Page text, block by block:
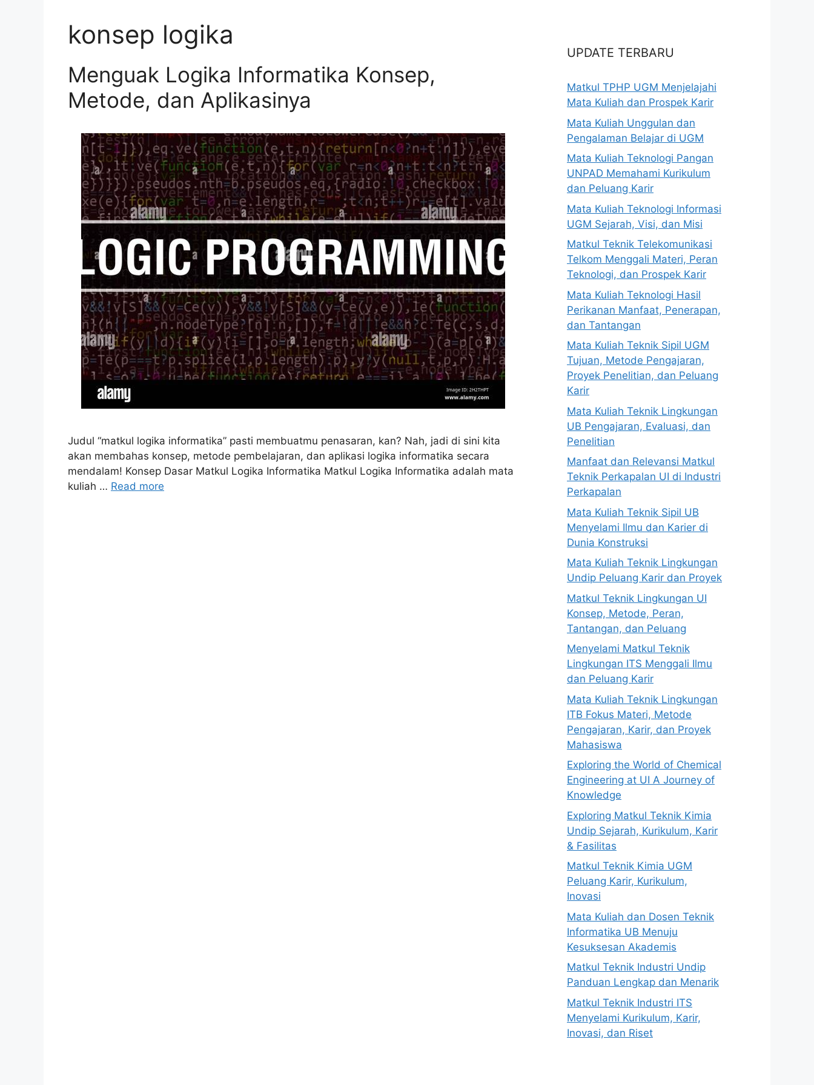
konsep logika
Menguak Logika Informatika Konsep,
Metode, dan Aplikasinya
Judul “matkul logika informatika” pasti membuatmu penasaran, kan? Nah, jadi di sini kita
akan membahas konsep, metode pembelajaran, dan aplikasi logika informatika secara
mendalam! Konsep Dasar Matkul Logika Informatika Matkul Logika Informatika adalah mata
kuliah … Read more
UPDATE TERBARU
Matkul TPHP UGM Menjelajahi
Mata Kuliah dan Prospek Karir
Mata Kuliah Unggulan dan
Pengalaman Belajar di UGM
Mata Kuliah Teknologi Pangan
UNPAD Memahami Kurikulum
dan Peluang Karir
Mata Kuliah Teknologi Informasi
UGM Sejarah, Visi, dan Misi
Matkul Teknik Telekomunikasi
Telkom Menggali Materi, Peran
Teknologi, dan Prospek Karir
Mata Kuliah Teknologi Hasil
Perikanan Manfaat, Penerapan,
dan Tantangan
Mata Kuliah Teknik Sipil UGM
Tujuan, Metode Pengajaran,
Proyek Penelitian, dan Peluang
Karir
Mata Kuliah Teknik Lingkungan
UB Pengajaran, Evaluasi, dan
Penelitian
Manfaat dan Relevansi Matkul
Teknik Perkapalan UI di Industri
Perkapalan
Mata Kuliah Teknik Sipil UB
Menyelami Ilmu dan Karier di
Dunia Konstruksi
Mata Kuliah Teknik Lingkungan
Undip Peluang Karir dan Proyek
Matkul Teknik Lingkungan UI
Konsep, Metode, Peran,
Tantangan, dan Peluang
Menyelami Matkul Teknik
Lingkungan ITS Menggali Ilmu
dan Peluang Karir
Mata Kuliah Teknik Lingkungan
ITB Fokus Materi, Metode
Pengajaran, Karir, dan Proyek
Mahasiswa
Exploring the World of Chemical
Engineering at UI A Journey of
Knowledge
Exploring Matkul Teknik Kimia
Undip Sejarah, Kurikulum, Karir
& Fasilitas
Matkul Teknik Kimia UGM
Peluang Karir, Kurikulum,
Inovasi
Mata Kuliah dan Dosen Teknik
Informatika UB Menuju
Kesuksesan Akademis
Matkul Teknik Industri Undip
Panduan Lengkap dan Menarik
Matkul Teknik Industri ITS
Menyelami Kurikulum, Karir,
Inovasi, dan Riset